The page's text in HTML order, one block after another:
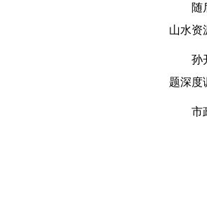
随
山水资
孙
题深度
市